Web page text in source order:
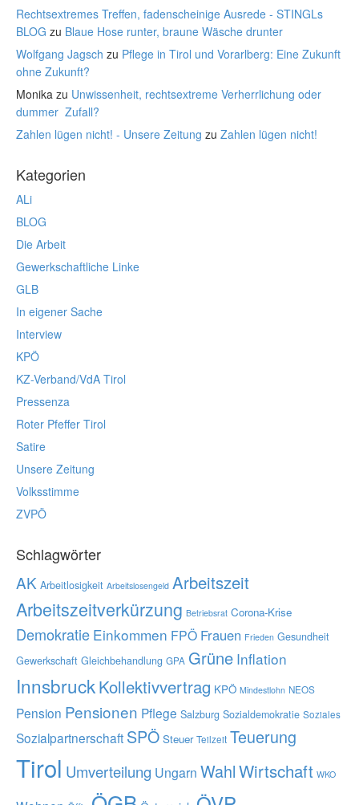
Rechtsextremes Treffen, fadenscheinige Ausrede - STINGLs
BLOG zu Blaue Hose runter, braune Wäsche drunter
Wolfgang Jagsch zu Pflege in Tirol und Vorarlberg: Eine Zukunft
ohne Zukunft?
Monika zu Unwissenheit, rechtsextreme Verherrlichung oder
dummer Zufall?
Zahlen lügen nicht! - Unsere Zeitung zu Zahlen lügen nicht!
Kategorien
ALi
BLOG
Die Arbeit
Gewerkschaftliche Linke
GLB
In eigener Sache
Interview
KPÖ
KZ-Verband/VdA Tirol
Pressenza
Roter Pfeffer Tirol
Satire
Unsere Zeitung
Volksstimme
ZVPÖ
Schlagwörter
AK Arbeitlosigkeit Arbeitslosengeld Arbeitszeit
Arbeitszeitverkürzung Betriebsrat Corona-Krise
Demokratie Einkommen FPÖ Frauen Frieden Gesundheit
Gewerkschaft Gleichbehandlung GPA Grüne Inflation
InnsbruckKollektivvertrag KPÖ Mindestlohn NEOS
Pension Pensionen Pflege Salzburg Sozialdemokratie Soziales
Sozialpartnerschaft SPÖ Steuer Teilzeit Teuerung
Tirol Umverteilung Ungarn WahlWirtschaft WKO